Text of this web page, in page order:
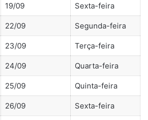
19/09 Sexta-feira
22/09 Segunda-feira
23/09 Terça-feira
24/09 Quarta-feira
25/09 Quinta-feira
26/09 Sexta-feira